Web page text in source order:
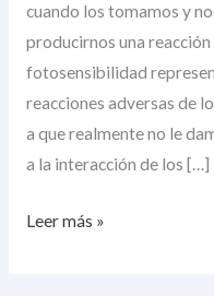
cuando los tomamos y
producirnos una
fotosensibilidad
reacciones adversas de
a que realmente no le
a la interacción de los […]
Leer más »